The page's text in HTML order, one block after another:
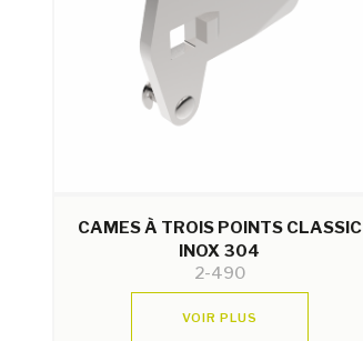
CAMES À TROIS POINTS CLASSIC
INOX 304
2-490
VOIR PLUS